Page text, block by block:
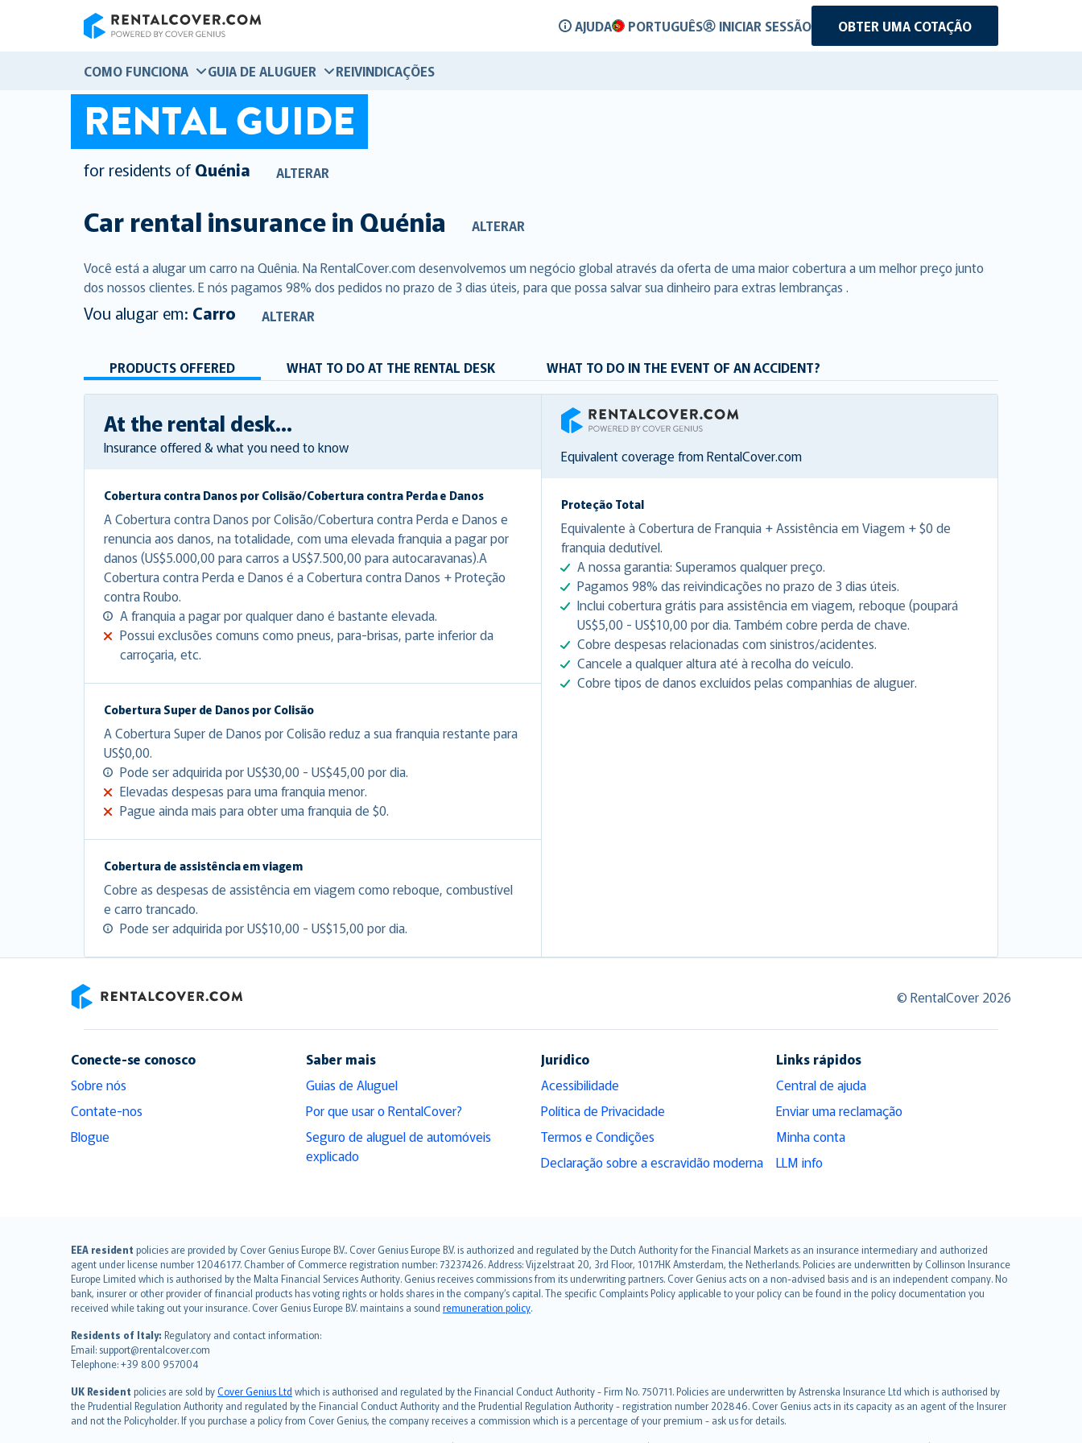
AJUDA PORTUGUÊS INICIAR SESSÃO OBTER UMA COTAÇÃO
COMO FUNCIONA GUIA DE ALUGUER REIVINDICAÇÕES
RENTAL GUIDE
for residents of Quénia ALTERAR
Car rental insurance in Quénia ALTERAR
Você está a alugar um carro na Quênia. Na RentalCover.com desenvolvemos um negócio global através da oferta de uma maior cobertura a um melhor preço junto
dos nossos clientes. E nós pagamos 98% dos pedidos no prazo de 3 dias úteis, para que possa salvar sua dinheiro para extras lembranças .
Vou alugar em: Carro ALTERAR
PRODUCTS OFFERED WHAT TO DO AT THE RENTAL DESK WHAT TO DO IN THE EVENT OF AN ACCIDENT?
At the rental desk...
Insurance offered & what you need to know
Cobertura contra Danos por Colisão/Cobertura contra Perda e Danos
A Cobertura contra Danos por Colisão/Cobertura contra Perda e Danos e
renuncia aos danos, na totalidade, com uma elevada franquia a pagar por
danos (US$5.000,00 para carros a US$7.500,00 para autocaravanas).A
Cobertura contra Perda e Danos é a Cobertura contra Danos + Proteção
contra Roubo.
A franquia a pagar por qualquer dano é bastante elevada.
Possui exclusões comuns como pneus, para-brisas, parte inferior da
carroçaria, etc.
Cobertura Super de Danos por Colisão
A Cobertura Super de Danos por Colisão reduz a sua franquia restante para
US$0,00.
Pode ser adquirida por US$30,00 - US$45,00 por dia.
Elevadas despesas para uma franquia menor.
Pague ainda mais para obter uma franquia de $0.
Cobertura de assistência em viagem
Cobre as despesas de assistência em viagem como reboque, combustível
e carro trancado.
Pode ser adquirida por US$10,00 - US$15,00 por dia.
RentalCover
Equivalent coverage from RentalCover.com
Proteção Total
Equivalente à Cobertura de Franquia + Assistência em Viagem + $0 de
franquia dedutível.
A nossa garantia: Superamos qualquer preço.
Pagamos 98% das reivindicações no prazo de 3 dias úteis.
Inclui cobertura grátis para assistência em viagem, reboque (poupará
US$5,00 - US$10,00 por dia. Também cobre perda de chave.
Cobre despesas relacionadas com sinistros/acidentes.
Cancele a qualquer altura até à recolha do veículo.
Cobre tipos de danos excluídos pelas companhias de aluguer.
© RentalCover 2026
Conecte-se conosco
Sobre nós
Contate-nos
Blogue
Saber mais
Guias de Aluguel
Por que usar o RentalCover?
Seguro de aluguel de automóveis
explicado
Jurídico
Acessibilidade
Política de Privacidade
Termos e Condições
Declaração sobre a escravidão moderna
Links rápidos
Central de ajuda
Enviar uma reclamação
Minha conta
LLM info
EEA resident policies are provided by Cover Genius Europe B.V.. Cover Genius Europe B.V. is authorized and regulated by the Dutch Authority for the Financial Markets as an insurance intermediary and authorized
agent under license number 12046177. Chamber of Commerce registration number: 73237426. Address: Vijzelstraat 20, 3rd Floor, 1017HK Amsterdam, the Netherlands. Policies are underwritten by Collinson Insurance
Europe Limited which is authorised by the Malta Financial Services Authority. Genius receives commissions from its underwriting partners. Cover Genius acts on a non-advised basis and is an independent company. No
bank, insurer or other provider of financial products has voting rights or holds shares in the company’s capital. The specific Complaints Policy applicable to your policy can be found in the policy documentation you
received while taking out your insurance. Cover Genius Europe B.V. maintains a sound remuneration policy.
Residents of Italy: Regulatory and contact information:
Email: support@rentalcover.com
Telephone: +39 800 957004
UK Resident policies are sold byCover Genius Ltd which is authorised and regulated by the Financial Conduct Authority - Firm No. 750711. Policies are underwritten by Astrenska Insurance Ltd which is authorised by
the Prudential Regulation Authority and regulated by the Financial Conduct Authority and the Prudential Regulation Authority - registration number 202846. Cover Genius acts in its capacity as an agent of the Insurer
and not the Policyholder. If you purchase a policy from Cover Genius, the company receives a commission which is a percentage of your premium - ask us for details.
English (UK)
English (US)
Deutsch
français
Nederlands
español
italiano
简体中文
繁體中文
Português